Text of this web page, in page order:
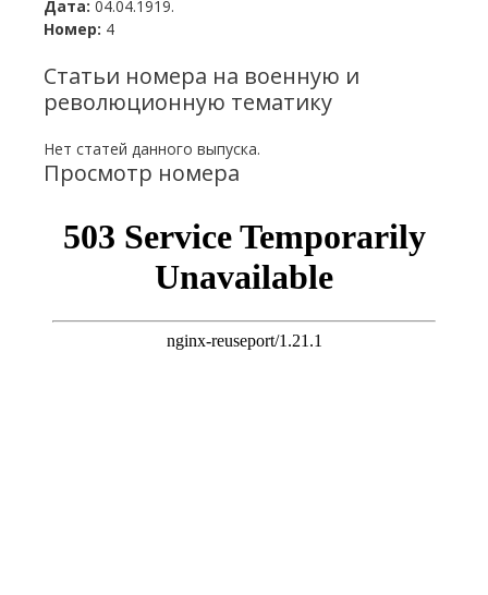
Дата: 04.04.1919.
Номер: 4
Статьи номера на военную и
революционную тематику
Нет статей данного выпуска.
Просмотр номера